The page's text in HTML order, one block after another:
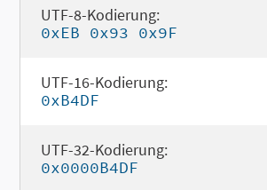
UTF-8-Kodierung:
0xEB 0x93 0x9F
UTF-16-Kodierung:
0xB4DF
UTF-32-Kodierung:
0x0000B4DF